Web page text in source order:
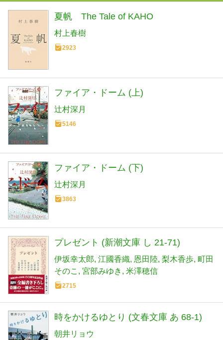
夏帆 The Tale of KAHO
村上春樹
2923
ファイア・ドーム (上)
辻村深月
5146
ファイア・ドーム (下)
辻村深月
3863
プレゼント (新潮文庫 し 21-71)
伊坂幸太郎 江國香織 恩田陸 梨木香歩 町田
そのこ
宮部みゆき 米澤穂信
2715
時をかけるゆとり (文春文庫 あ 68-1)
朝井リョウ